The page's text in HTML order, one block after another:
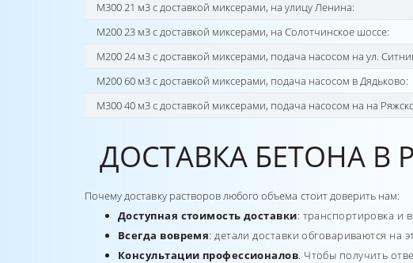
М300 21 м3 с доставкой миксерами, на улицу Ленина:
М200 23 м3 с доставкой миксерами, на Солотчинское шоссе:
М200 24 м3 с доставкой миксерами, подача насосом на ул.
М200 60 м3 с доставкой миксерами, подача насосом в Дядьково:
М300 40 м3 с доставкой миксерами, подача насосом на на
ДОСТАВКА БЕТОНА
Почему доставку растворов любого объема стоит доверить нам:
Доступная стоимость доставки: транспортировка и
Всегда вовремя: детали доставки обговариваются на
Консультации профессионалов. Чтобы получить